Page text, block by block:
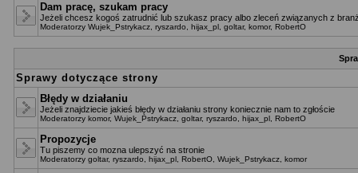
Dam pracę, szukam pracy
Jeżeli chcesz kogoś zatrudnić lub szukasz pracy albo zleceń związanych z
Moderatorzy Wujek_Pstrykacz ryszardo hijax_pl goltar, komor, RobertO
Sprawy dotyczące strony
Błędy w działaniu
Jeżeli znajdziecie jakieś błędy w działaniu strony koniecznie nam to zgłoście
Moderatorzy komor, Wujek_Pstrykacz goltar, ryszardo hijax_pl RobertO
Propozycje
Tu piszemy co mozna ulepszyć na stronie
Moderatorzy goltar, ryszardo hijax_pl RobertO Wujek_Pstrykacz komor